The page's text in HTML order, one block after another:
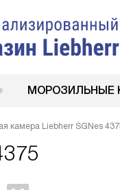
МОРОЗИЛЬНЫЕ
камера Liebherr SGNes